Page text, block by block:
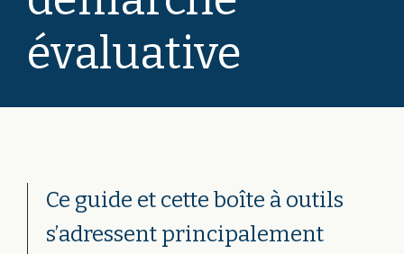
évaluative
Ce guide et cette boîte à outils
s’adressent principalement